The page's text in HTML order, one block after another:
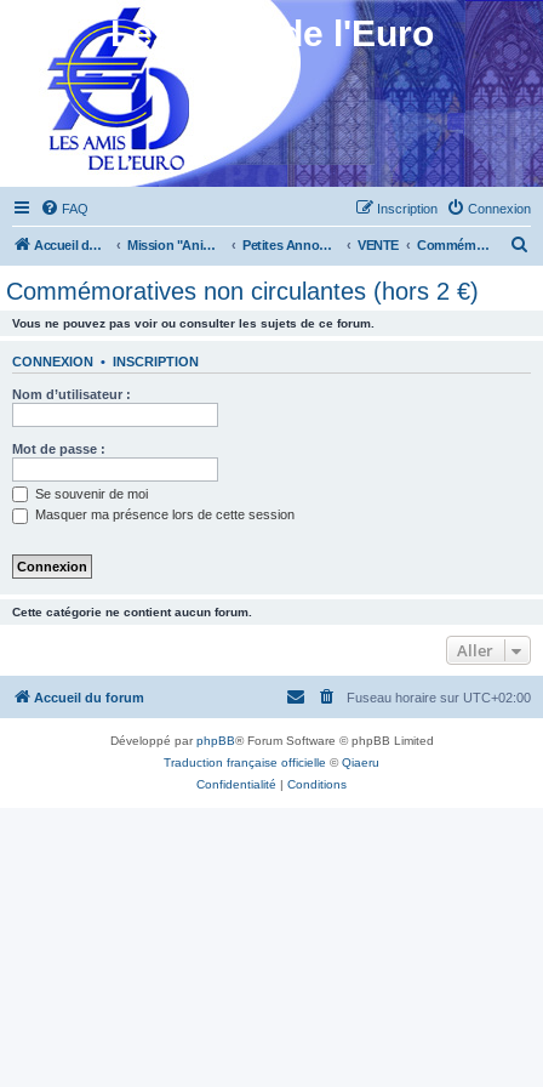
Les Amis de l'Euro
FAQ Connexion
Inscription
Accueil du forum Mission "Animation" Petites Annonces VENTE Commémoratives non circulantes (hors 2 €)
Commémoratives non circulantes (hors 2 €)
Vous ne pouvez pas voir ou consulter les sujets de ce forum.
CONNEXION • INSCRIPTION
Nom d’utilisateur :
Mot de passe :
Se souvenir de moi
Masquer ma présence lors de cette session
Cette catégorie ne contient aucun forum.
Aller
Accueil du forum Fuseau horaire sur UTC+02:00
Développé parphpBB® Forum Software © phpBB Limited
Traduction française officielle ©Qiaeru
Confidentialité | Conditions